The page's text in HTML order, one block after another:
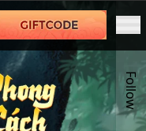
Follow